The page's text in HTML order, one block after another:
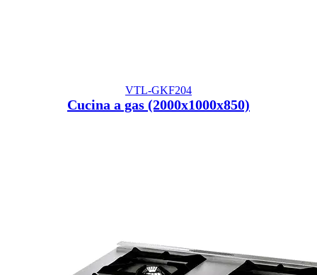
VTL-GKF204
Cucina a gas (2000x1000x850)